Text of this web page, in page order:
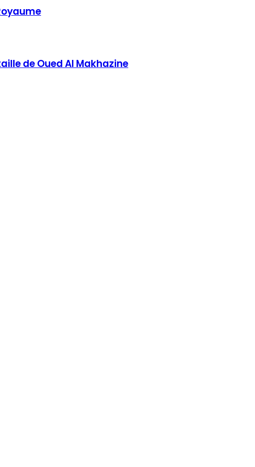
de Oued Al Makhazine